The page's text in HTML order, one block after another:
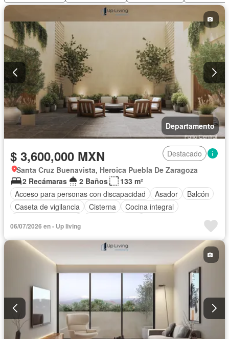
Departamento
$ 3,600,000 MXN
Destacado
Santa Cruz Buenavista, Heroica Puebla De Zaragoza
2 Recámaras
2 Baños
133 m²
Acceso para personas con discapacidad
Asador
Balcón
Caseta de vigilancia
Cisterna
Cocina integral
Recámara con closet
06/07/2026 en - Up living